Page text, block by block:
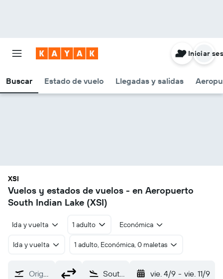
Buscar Estado de vuelo Llegadas y salidas
Iniciar
XSI
Vuelos y estados de vuelos - en Aeropuerto
South Indian Lake (XSI)
Ida y vuelta 1 adulto Económica
Ida y vuelta 1 adulto, Económica, 0 maletas
Origen South Indian Lake (XSI) vie. 4/9 - vie. 11/9